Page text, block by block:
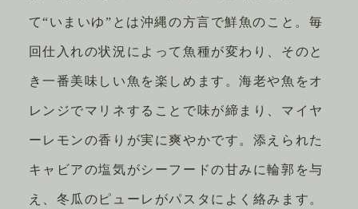
て“いまいゆ”とは沖縄の方言で鮮魚のこと。毎
回仕入れの状況によって魚種が変わり、そのと
き一番美味しい魚を楽しめます。海老や魚をオ
レンジでマリネすることで味が締まり、マイヤ
ーレモンの香りが実に爽やかです。添えられた
キャビアの塩気がシーフードの甘みに輪郭を与
え、冬瓜のピューレがパスタによく絡みます。